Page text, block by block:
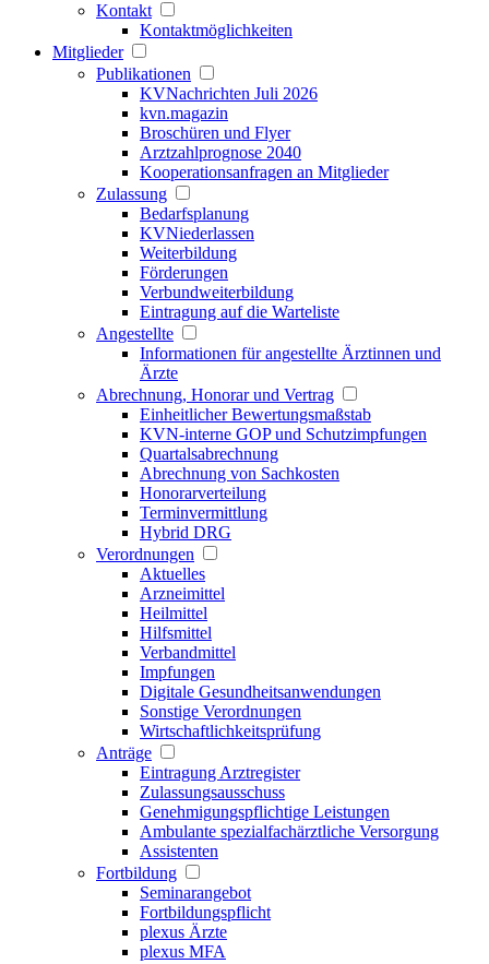
Kontakt
Kontaktmöglichkeiten
Mitglieder
Publikationen
KVNachrichten Juli 2026
kvn.magazin
Broschüren und Flyer
Arztzahlprognose 2040
Kooperationsanfragen an Mitglieder
Zulassung
Bedarfsplanung
KVNiederlassen
Weiterbildung
Förderungen
Verbundweiterbildung
Eintragung auf die Warteliste
Angestellte
Informationen für angestellte Ärztinnen und
Ärzte
Abrechnung, Honorar und Vertrag
Einheitlicher Bewertungsmaßstab
KVN-interne GOP und Schutzimpfungen
Quartalsabrechnung
Abrechnung von Sachkosten
Honorarverteilung
Terminvermittlung
Hybrid DRG
Verordnungen
Aktuelles
Arzneimittel
Heilmittel
Hilfsmittel
Verbandmittel
Impfungen
Digitale Gesundheitsanwendungen
Sonstige Verordnungen
Wirtschaftlichkeitsprüfung
Anträge
Eintragung Arztregister
Zulassungsausschuss
Genehmigungspflichtige Leistungen
Ambulante spezialfachärztliche Versorgung
Assistenten
Fortbildung
Seminarangebot
Fortbildungspflicht
plexus Ärzte
plexus MFA